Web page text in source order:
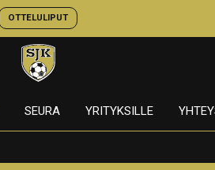
OTTELULIPUT
SEURA YRITYKSILLE